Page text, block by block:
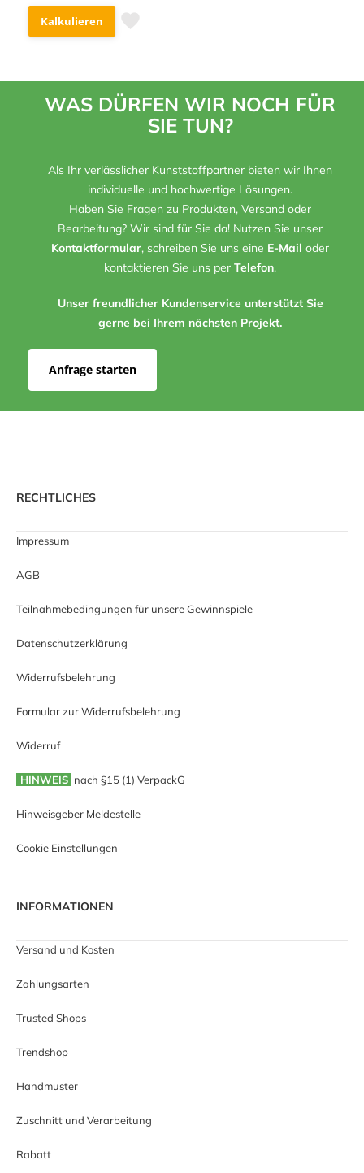
Kalkulieren
WAS DÜRFEN WIR NOCH FÜR
SIE TUN?
Als Ihr verlässlicher Kunststoffpartner bieten wir Ihnen
individuelle und hochwertige Lösungen.
Haben Sie Fragen zu Produkten, Versand oder
Bearbeitung? Wir sind für Sie da! Nutzen Sie unser
Kontaktformular, schreiben Sie uns eine E-Mail oder
kontaktieren Sie uns per Telefon.
Unser freundlicher Kundenservice unterstützt Sie
gerne bei Ihrem nächsten Projekt.
Anfrage starten
RECHTLICHES
Impressum
AGB
Teilnahmebedingungen für unsere Gewinnspiele
Datenschutzerklärung
Widerrufsbelehrung
Formular zur Widerrufsbelehrung
Widerruf
HINWEIS nach §15 (1) VerpackG
Hinweisgeber Meldestelle
Cookie Einstellungen
INFORMATIONEN
Versand und Kosten
Zahlungsarten
Trusted Shops
Trendshop
Handmuster
Zuschnitt und Verarbeitung
Rabatt